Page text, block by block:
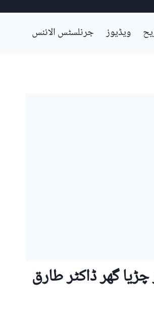
ویڈیوز جرنلسٹس الائنس
گھر ڈاکٹر طارق